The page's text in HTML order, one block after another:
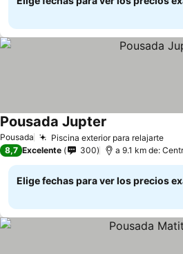
Pousada Piscina exterior para relajarte
Pousada Jupter
8,7 Excelente 300 a 9.1 km de:
Elige fechas para ver los precios